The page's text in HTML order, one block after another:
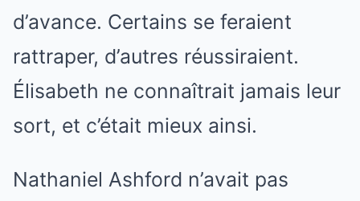
d’avance. Certains se feraient
rattraper, d’autres réussiraient.
Élisabeth ne connaîtrait jamais leur
sort, et c’était mieux ainsi.
Nathaniel Ashford n’avait pas